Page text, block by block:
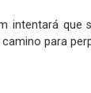
intentará que
para